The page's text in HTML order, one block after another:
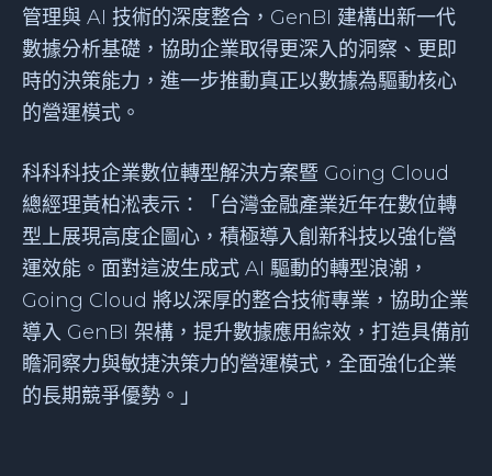
管理與 AI 技術的深度整合，GenBI 建構出新一代
數據分析基礎，協助企業取得更深入的洞察、更即
時的決策能力，進一步推動真正以數據為驅動核心
的營運模式。
科科科技企業數位轉型解決方案暨 Going Cloud
總經理黃柏淞表示：「台灣金融產業近年在數位轉
型上展現高度企圖心，積極導入創新科技以強化營
運效能。面對這波生成式 AI 驅動的轉型浪潮，
Going Cloud 將以深厚的整合技術專業，協助企業
導入 GenBI 架構，提升數據應用綜效，打造具備前
瞻洞察力與敏捷決策力的營運模式，全面強化企業
的長期競爭優勢。」